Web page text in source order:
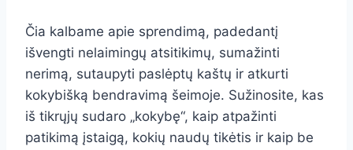
Čia kalbame apie sprendimą, padedantį
išvengti nelaimingų atsitikimų, sumažinti
nerimą, sutaupyti paslėptų kaštų ir atkurti
kokybišką bendravimą šeimoje. Sužinosite, kas
iš tikrųjų sudaro „kokybę“, kaip atpažinti
patikimą įstaigą, kokių naudų tikėtis ir kaip be